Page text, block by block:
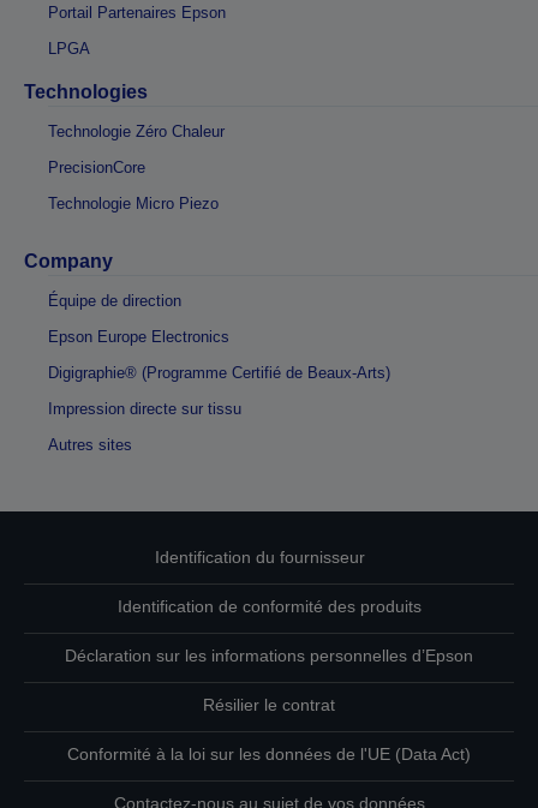
Portail Partenaires Epson
LPGA
Technologies
Technologie Zéro Chaleur
PrecisionCore
Technologie Micro Piezo
Company
Équipe de direction
Epson Europe Electronics
Digigraphie® (Programme Certifié de Beaux-Arts)
Impression directe sur tissu
Autres sites
Identification du fournisseur
Identification de conformité des produits
Déclaration sur les informations personnelles d’Epson
Résilier le contrat
Conformité à la loi sur les données de l'UE (Data Act)
Contactez-nous au sujet de vos données